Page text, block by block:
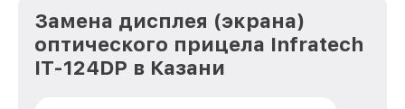
Замена дисплея (экрана)
оптического прицела Infratech
IT-124DP в Казани